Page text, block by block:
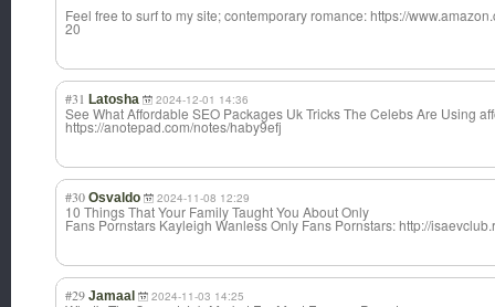
Feel free to surf to my site; contemporary romance: https://
20
#31 Latosha 2024-12-01 14:36
See What Affordable SEO Packages Uk Tricks The Celebs Are Using
https://anotepad.com/notes/haby9efj
#30 Osvaldo 2024-11-08 12:29
10 Things That Your Family Taught You About Only
Fans Pornstars Kayleigh Wanless Only Fans Pornstars: http://
#29 Jamaal 2024-11-03 14:25